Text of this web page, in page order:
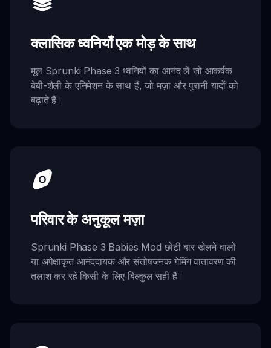
क्लासिक ध्वनियाँ एक मोड़ के साथ
मूल Sprunki Phase 3 ध्वनियों का आनंद लें जो आकर्षक
बेबी-शैली के एनिमेशन के साथ हैं, जो मज़ा और पुरानी यादों को
बढ़ाते हैं।
परिवार के अनुकूल मज़ा
Sprunki Phase 3 Babies Mod छोटी बार खेलने वालों
या अपेक्षाकृत आनंददायक और संतोषजनक गेमिंग वातावरण की
तलाश कर रहे किसी के लिए बिल्कुल सही है।